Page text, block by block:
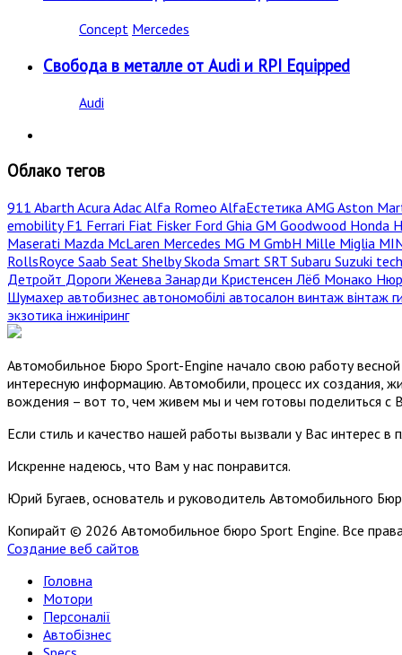
Concept Mercedes
Свобода в металле от Audi и RPI Equipped
Audi
Облако тегов
911 Abarth AcuraAdacAlfa Romeo AlfaЕстетика AMG Aston
emobilityF1 Ferrari Fiat Fisker Ford Ghia GM Goodwood Honda
Maserati Mazda McLaren Mercedes MG M GmbH Mille Miglia
RollsRoyce Saab Seat ShelbySkoda Smart SRT Subaru Suzuki
Детройт Дороги Женева Занарди Кристенсен Лёб Монако
Шумахер автобизнес автономобілі автосалон винтаж вінтаж
экзотика інжиніринг
Автомобильное Бюро Sport-Engine начало свою работу
интересную информацию. Автомобили, процесс их создания,
вождения – вот то, чем живем мы и чем готовы поделиться с
Если стиль и качество нашей работы вызвали у Вас интерес в
Искренне надеюсь, что Вам у нас понравится.
Юрий Бугаев, основатель и руководитель Автомобильного
Копирайт © 2026 Автомобильное бюро Sport Engine. Все
Создание веб сайтов
Головна
Мотори
Персоналії
Автобізнес